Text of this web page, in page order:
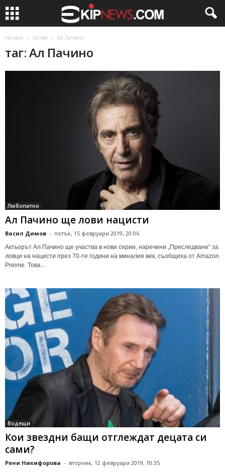
Начало тагове Ал Пачино
таг: Ал Пачино
Любопитно
Ал Пачино ще лови нацисти
Васил Димов - петък, 15 февруари 2019, 20:06
Актьорът Ал Пачино ще участва в нови серии, наречени „Преследване“ за
ловци на нацисти през 70-те години на миналия век, съобщиха от Amazon
Preime. Това...
Водещи
Кои звездни бащи отглеждат децата си
сами?
Рени Никифорова - вторник, 12 февруари 2019, 10:35